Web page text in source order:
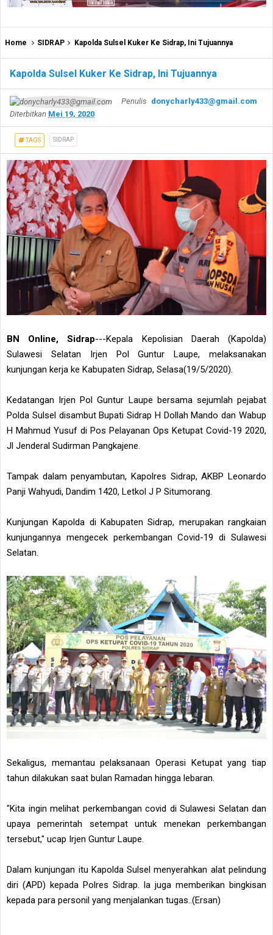
Home SIDRAP Kapolda Sulsel Kuker Ke Sidrap, Ini Tujuannya
Kapolda Sulsel Kuker Ke Sidrap, Ini Tujuannya
Penulis donycharly433@gmail.com
Diterbitkan Mei 19, 2020
TAGS SIDRAP
BN Online, Sidrap---Kepala Kepolisian Daerah (Kapolda)
Sulawesi Selatan Irjen Pol Guntur Laupe, melaksanakan
kunjungan kerja ke Kabupaten Sidrap, Selasa(19/5/2020).
Kedatangan Irjen Pol Guntur Laupe bersama sejumlah pejabat
Polda Sulsel disambut Bupati Sidrap H Dollah Mando dan Wabup
H Mahmud Yusuf di Pos Pelayanan Ops Ketupat Covid-19 2020,
Jl Jenderal Sudirman Pangkajene.
Tampak dalam penyambutan, Kapolres Sidrap, AKBP Leonardo
Panji Wahyudi, Dandim 1420, Letkol J P Situmorang.
Kunjungan Kapolda di Kabupaten Sidrap, merupakan rangkaian
kunjungannya mengecek perkembangan Covid-19 di Sulawesi
Selatan.
Sekaligus, memantau pelaksanaan Operasi Ketupat yang tiap
tahun dilakukan saat bulan Ramadan hingga lebaran.
"Kita ingin melihat perkembangan covid di Sulawesi Selatan dan
upaya pemerintah setempat untuk menekan perkembangan
tersebut," ucap Irjen Guntur Laupe.
Dalam kunjungan itu Kapolda Sulsel menyerahkan alat pelindung
diri (APD) kepada Polres Sidrap. Ia juga memberikan bingkisan
kepada para personil yang menjalankan tugas..(Ersan)